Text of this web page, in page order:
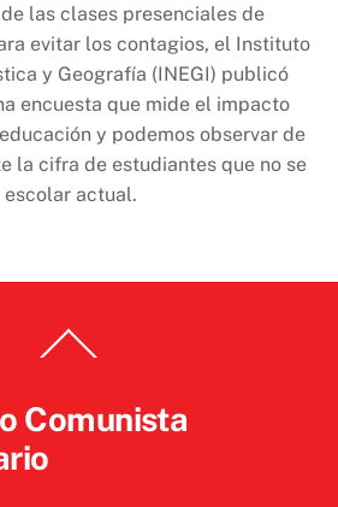
las clases presenciales de
evitar los contagios, el Instituto
y Geografía (INEGI) publicó
encuesta que mide el impacto
y podemos observar de
la cifra de estudiantes que no se
actual.
To
Comunista